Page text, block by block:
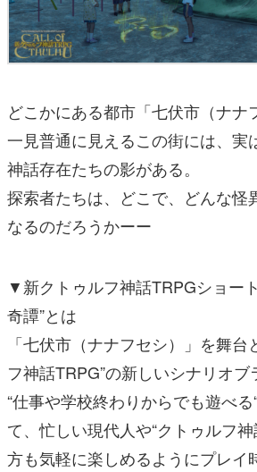
どこかにある都市「七伏市（ナナ
一見普通に見えるこの街には、実
神話存在たちの影がある。
探索者たちは、どこで、どんな怪
なるのだろうかーー
▼新クトゥルフ神話TRPGショー
奇譚”とは
「七伏市（ナナフセシ）」を舞台
フ神話TRPG”の新しいシナリオブ
“仕事や学校終わりからでも遊べ
て、忙しい現代人や“クトゥルフ
方も気軽に楽しめるようにプレイ